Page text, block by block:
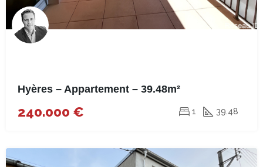
Hyères – Appartement – 39.48m²
240.000 € 1 39.48